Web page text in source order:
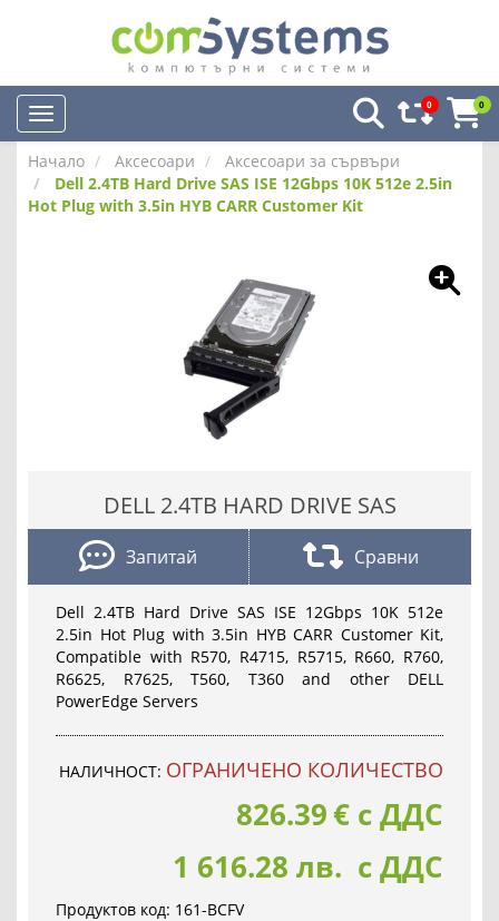
0 0
Начало Аксесоари
Аксесоари за сървъри
Dell 2.4TB Hard Drive SAS ISE 12Gbps 10K 512e 2.5in
Hot Plug with 3.5in HYB CARR Customer Kit
DELL 2.4TB HARD DRIVE SAS
Запитай Сравни
Dell 2.4TB Hard Drive SAS ISE 12Gbps 10K 512e
2.5in Hot Plug with 3.5in HYB CARR Customer Kit,
Compatible with R570, R4715, R5715, R660, R760,
R6625, R7625, T560, T360 and other DELL
PowerEdge Servers
НАЛИЧНОСТ: OГРАНИЧЕНО КОЛИЧЕСТВО
826.39€ с ДДС
1 616.28 лв. с ДДС
Продуктов код: 161-BCFV